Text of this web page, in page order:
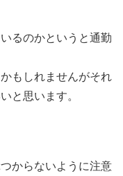
るのかというと通勤
もしれませんがそれ
と思います。
からないように注意